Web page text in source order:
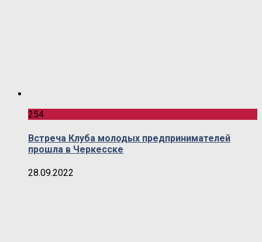
254
Встреча Клуба молодых предпринимателей
прошла в Черкесске
28.09.2022